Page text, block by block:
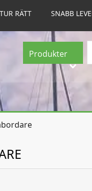
RÄTT SNABB
Produkter